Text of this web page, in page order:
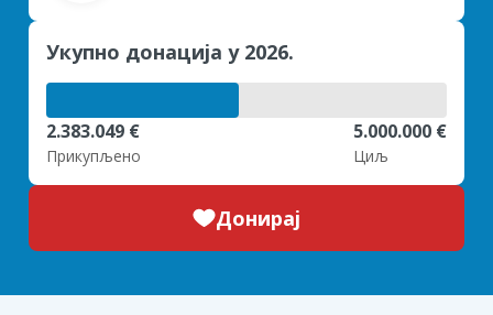
Укупно донација у 2026.
2.383.049 €
Прикупљено
5.000.000 €
Циљ
Донирај